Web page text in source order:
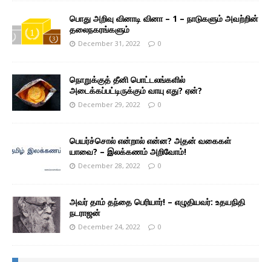
பொது அறிவு வினாடி வினா – 1 – நாடுகளும் அவற்றின்
தலைநகரங்களும்
December 31, 2022 0
நொறுக்குத் தீனி பொட்டலங்களில்
அடைக்கப்பட்டிருக்கும் வாயு எது? ஏன்?
December 29, 2022 0
பெயர்ச்சொல் என்றால் என்ன? அதன் வகைகள்
யாவை? – இலக்கணம் அறிவோம்!
December 28, 2022 0
அவர் தாம் தந்தை பெரியார்! – எழுதியவர்: உதயநிதி
நடராஜன்
December 24, 2022 0